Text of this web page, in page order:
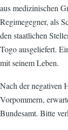
aus medizinischen
Regimegegner, als
den staatlichen
Togo ausgeliefert.
mit seinem Leben.
Nach der negativen
Vorpommern,
Bundesamt. Bitte